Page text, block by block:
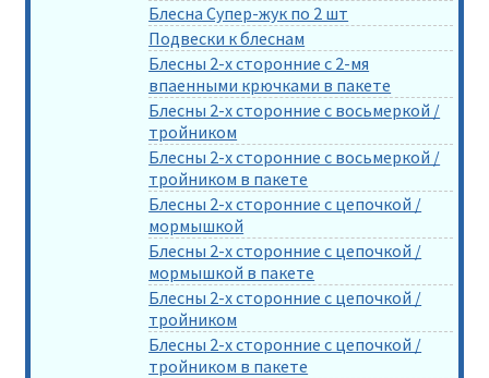
Блесна Супер-жук по 2 шт
Подвески к блеснам
Блесны 2-х сторонние с 2-мя
впаенными крючками в пакете
Блесны 2-х сторонние с восьмеркой /
тройником
Блесны 2-х сторонние с восьмеркой /
тройником в пакете
Блесны 2-х сторонние с цепочкой /
мормышкой
Блесны 2-х сторонние с цепочкой /
мормышкой в пакете
Блесны 2-х сторонние с цепочкой /
тройником
Блесны 2-х сторонние с цепочкой /
тройником в пакете